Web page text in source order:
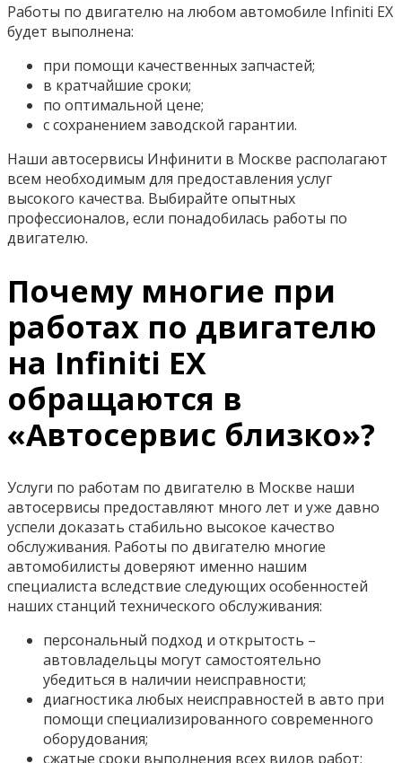
Работы по двигателю на любом автомобиле Infiniti EX
будет выполнена:
при помощи качественных запчастей;
в кратчайшие сроки;
по оптимальной цене;
с сохранением заводской гарантии.
Наши автосервисы Инфинити в Москве располагают
всем необходимым для предоставления услуг
высокого качества. Выбирайте опытных
профессионалов, если понадобилась работы по
двигателю.
Почему многие при
работах по двигателю
на Infiniti EX
обращаются в
«Автосервис близко»?
Услуги по работам по двигателю в Москве наши
автосервисы предоставляют много лет и уже давно
успели доказать стабильно высокое качество
обслуживания. Работы по двигателю многие
автомобилисты доверяют именно нашим
специалиста вследствие следующих особенностей
наших станций технического обслуживания:
персональный подход и открытость –
автовладельцы могут самостоятельно
убедиться в наличии неисправности;
диагностика любых неисправностей в авто при
помощи специализированного современного
оборудования;
сжатые сроки выполнения всех видов работ;